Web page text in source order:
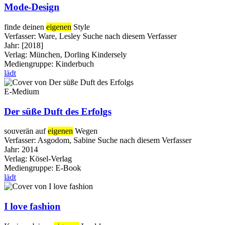
Mode-Design
finde deinen eigenen Style
Verfasser: Ware, Lesley Suche nach diesem Verfasser
Jahr: [2018]
Verlag: München, Dorling Kindersely
Mediengruppe: Kinderbuch
lädt
E-Medium
Der süße Duft des Erfolgs
souverän aufeigenen Wegen
Verfasser: Asgodom, Sabine Suche nach diesem Verfasser
Jahr: 2014
Verlag: Kösel-Verlag
Mediengruppe: E-Book
lädt
I love fashion